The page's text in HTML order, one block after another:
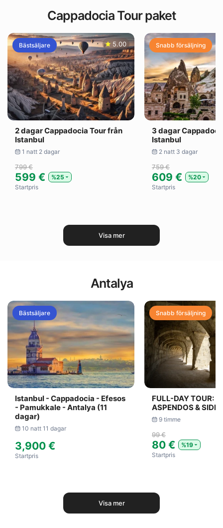
Cappadocia Tour paket
Bästsäljare 5.00
2 dagar Cappadocia Tour från
Istanbul
1 natt 2 dagar
799 €
599 €
%25
Startpris
Snabb försäljning
3 dagar
Istanbul
2 natt 3 dagar
759 €
609 €
%20
Startpris
Visa mer
Antalya
Bästsäljare
Istanbul - Cappadocia - Efesos
- Pamukkale - Antalya (11
dagar)
10 natt 11 dagar
3,900 €
Startpris
Snabb försäljning
FULL-DAY TOUR:
ASPENDOS & SIDE
9 timme
99 €
80 €
%19
Startpris
Visa mer